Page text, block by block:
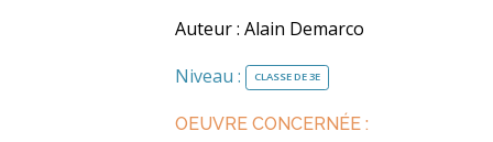
Auteur : Alain Demarco
Niveau :
CLASSE DE 3E
OEUVRE CONCERNÉE :